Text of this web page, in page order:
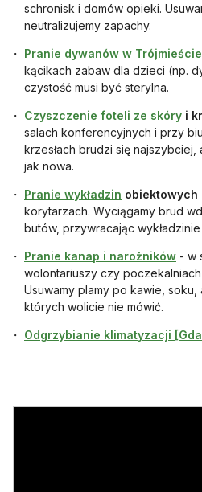
schronisk i domów opieki.
neutralizujemy zapachy.
Pranie dywanów w Trójmieście
kącikach zabaw dla dzieci (np.
czystość musi być sterylna.
Czyszczenie foteli ze skóry i
salach konferencyjnych i przy
krzesłach brudzi się
jak nowa.
Pranie wykładzin otwiera się w
obiektowych
korytarzach. Wyciągamy brud
butów, przywracając
Pranie kanap i narożników - w
wolontariuszy czy
Usuwamy plamy po kawie,
których wolicie nie mówić.
Odgrzybianie klimatyzacji